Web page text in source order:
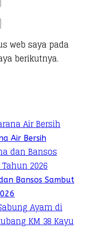
web saya pada
berikutnya.
Air Bersih
Bansos Sambut